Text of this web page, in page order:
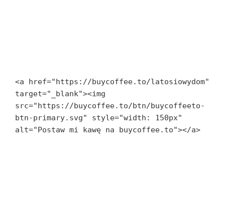
<a href="https://buycoffee.to/latosiowydom"
target="_blank"><img
src="https://buycoffee.to/btn/buycoffeeto-
btn-primary.svg" style="width: 150px"
alt="Postaw mi kawę na buycoffee.to"></a>